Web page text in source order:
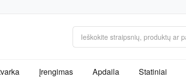
Įrengimas Apdaila Statiniai